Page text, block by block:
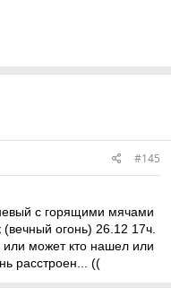
#145
с горящими мячами
огонь) 26.12 17ч.
или может кто нашел или
расстроен... ((